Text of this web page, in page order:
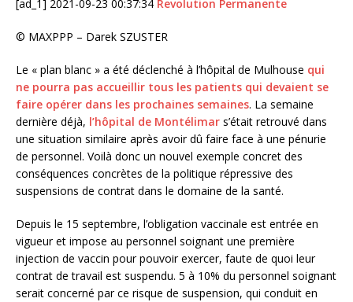
[ad_1] 2021-09-23 00:37:34 Revolution Permanente
© MAXPPP – Darek SZUSTER
Le « plan blanc » a été déclenché à l’hôpital de Mulhouse qui
ne pourra pas accueillir tous les patients qui devaient se
faire opérer dans les prochaines semaines. La semaine
dernière déjà, l’hôpital de Montélimar s’était retrouvé dans
une situation similaire après avoir dû faire face à une pénurie
de personnel. Voilà donc un nouvel exemple concret des
conséquences concrètes de la politique répressive des
suspensions de contrat dans le domaine de la santé.
Depuis le 15 septembre, l’obligation vaccinale est entrée en
vigueur et impose au personnel soignant une première
injection de vaccin pour pouvoir exercer, faute de quoi leur
contrat de travail est suspendu. 5 à 10% du personnel soignant
serait concerné par ce risque de suspension, qui conduit en